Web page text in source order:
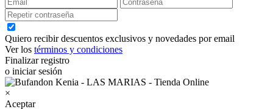
Quiero recibir descuentos exclusivos y novedades por email
Ver los términos y condiciones
Finalizar registro
o iniciar sesión
×
Aceptar